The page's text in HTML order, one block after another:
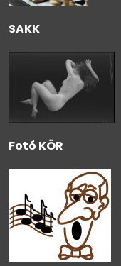
SAKK
Fotó KÖR